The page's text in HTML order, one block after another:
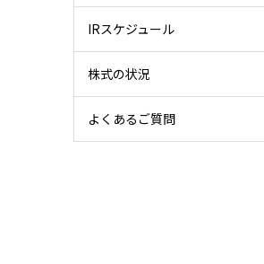
IRスケジュール
株式の状況
よくあるご質問